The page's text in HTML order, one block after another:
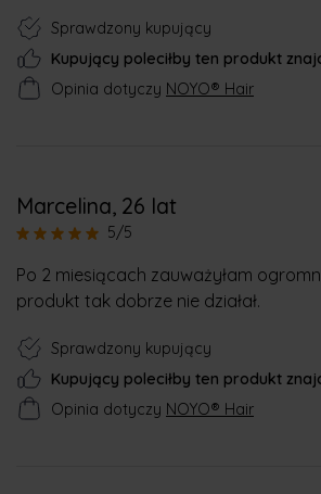
Sprawdzony kupujący
Kupujący poleciłby ten produkt
Opinia dotyczy NOYO® Hair
Marcelina, 26 lat
5/5
Po 2 miesiącach zauważyłam
produkt tak dobrze nie działał.
Sprawdzony kupujący
Kupujący poleciłby ten produkt
Opinia dotyczy NOYO® Hair